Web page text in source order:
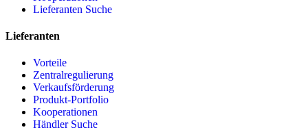
Lieferanten Suche
Lieferanten
Vorteile
Zentralregulierung
Verkaufsförderung
Produkt-Portfolio
Kooperationen
Händler Suche